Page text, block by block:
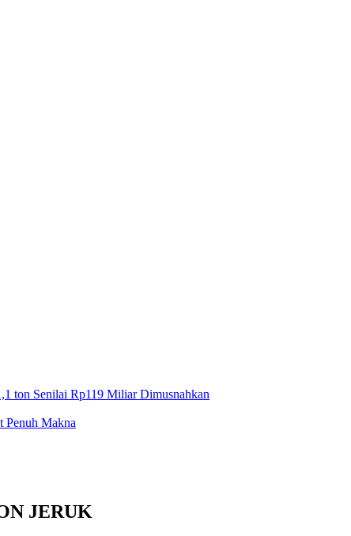
ton Senilai Rp119 Miliar Dimusnahkan
Penuh Makna
JERUK